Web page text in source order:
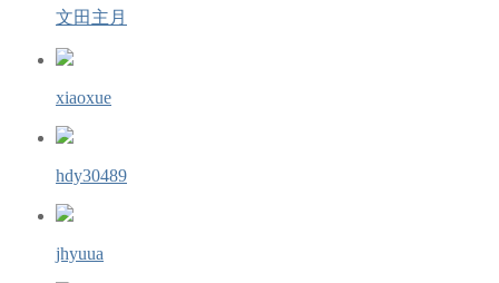
文田主月
xiaoxue
hdy30489
jhyuua